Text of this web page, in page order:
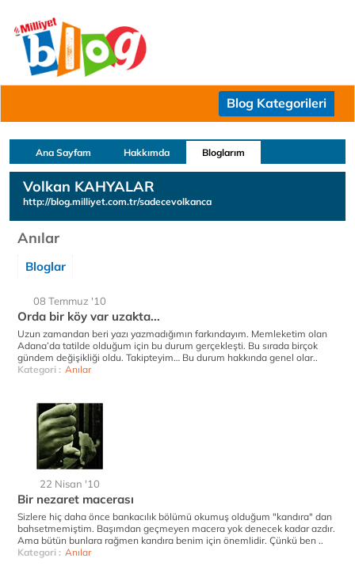
Blog Kategorileri
Ana Sayfam Hakkımda Bloglarım
Volkan KAHYALAR
http://blog.milliyet.com.tr/sadecevolkanca
Anılar
Bloglar
08 Temmuz '10
Orda bir köy var uzakta...
Uzun zamandan beri yazı yazmadığımın farkındayım. Memleketim olan
Adana’da tatilde olduğum için bu durum gerçekleşti. Bu sırada birçok
gündem değişikliği oldu. Takipteyim… Bu durum hakkında genel olar..
Kategori : Anılar
22 Nisan '10
Bir nezaret macerası
Sizlere hiç daha önce bankacılık bölümü okumuş olduğum "kandıra" dan
bahsetmemiştim. Başımdan geçmeyen macera yok denecek kadar azdır.
Ama bütün bunlara rağmen kandıra benim için önemlidir. Çünkü ben ..
Kategori : Anılar